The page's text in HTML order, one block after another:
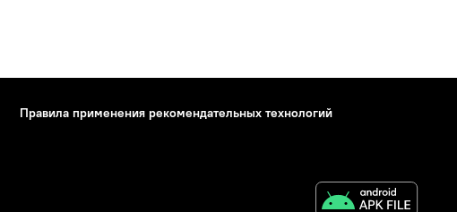
Правила применения рекомендательных технологий